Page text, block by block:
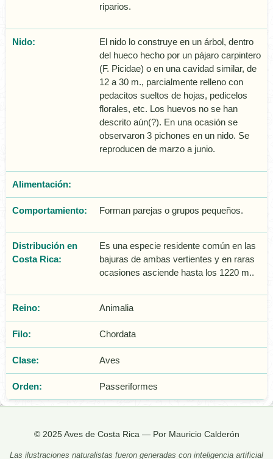
riparios.
Nido:
El nido lo construye en un árbol, dentro
del hueco hecho por un pájaro carpintero
(F. Picidae) o en una cavidad similar, de
12 a 30 m., parcialmente relleno con
pedacitos sueltos de hojas, pedicelos
florales, etc. Los huevos no se han
descrito aún(?). En una ocasión se
observaron 3 pichones en un nido. Se
reproducen de marzo a junio.
Alimentación:
Comportamiento: Forman parejas o grupos pequeños.
Distribución en
Costa Rica:
Es una especie residente común en las
bajuras de ambas vertientes y en raras
ocasiones asciende hasta los 1220 m..
Reino: Animalia
Filo: Chordata
Clase: Aves
Orden: Passeriformes
© 2025 Aves de Costa Rica — Por Mauricio Calderón
Las ilustraciones naturalistas fueron generadas con inteligencia artificial